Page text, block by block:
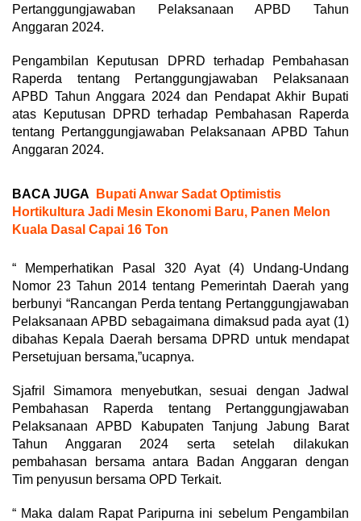
Pertanggungjawaban Pelaksanaan APBD Tahun
Anggaran 2024.
Pengambilan Keputusan DPRD terhadap Pembahasan
Raperda tentang Pertanggungjawaban Pelaksanaan
APBD Tahun Anggara 2024 dan Pendapat Akhir Bupati
atas Keputusan DPRD terhadap Pembahasan Raperda
tentang Pertanggungjawaban Pelaksanaan APBD Tahun
Anggaran 2024.
BACA JUGA
Bupati Anwar Sadat Optimistis
Hortikultura Jadi Mesin Ekonomi Baru, Panen Melon
Kuala Dasal Capai 16 Ton
“ Memperhatikan Pasal 320 Ayat (4) Undang-Undang
Nomor 23 Tahun 2014 tentang Pemerintah Daerah yang
berbunyi “Rancangan Perda tentang Pertanggungjawaban
Pelaksanaan APBD sebagaimana dimaksud pada ayat (1)
dibahas Kepala Daerah bersama DPRD untuk mendapat
Persetujuan bersama,”ucapnya.
Sjafril Simamora menyebutkan, sesuai dengan Jadwal
Pembahasan Raperda tentang Pertanggungjawaban
Pelaksanaan APBD Kabupaten Tanjung Jabung Barat
Tahun Anggaran 2024 serta setelah dilakukan
pembahasan bersama antara Badan Anggaran dengan
Tim penyusun bersama OPD Terkait.
“ Maka dalam Rapat Paripurna ini sebelum Pengambilan